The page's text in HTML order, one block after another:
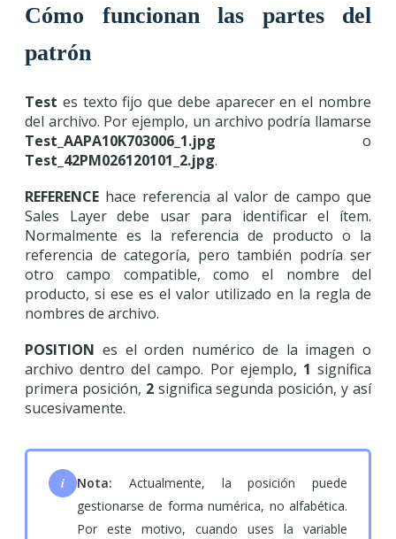
Cómo funcionan las partes del
patrón
Test es texto fijo que debe aparecer en el nombre
del archivo. Por ejemplo, un archivo podría llamarse
Test_AAPA10K703006_1.jpg o
Test_42PM026120101_2.jpg.
REFERENCE hace referencia al valor de campo que
Sales Layer debe usar para identificar el ítem.
Normalmente es la referencia de producto o la
referencia de categoría, pero también podría ser
otro campo compatible, como el nombre del
producto, si ese es el valor utilizado en la regla de
nombres de archivo.
POSITION es el orden numérico de la imagen o
archivo dentro del campo. Por ejemplo, 1 significa
primera posición, 2significa segunda posición, y así
sucesivamente.
i Nota: Actualmente, la posición puede
gestionarse de forma numérica, no alfabética.
Por este motivo, cuando uses la variable